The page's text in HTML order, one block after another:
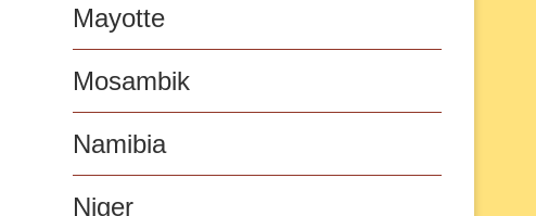
Mayotte
Mosambik
Namibia
Niger